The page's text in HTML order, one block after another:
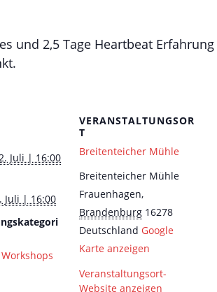
und 2,5 Tage Heartbeat
Juli | 16:00
Juli | 16:00
VERANSTALTUNGSOR
T
Breitenteicher Mühle
Breitenteicher Mühle
Frauenhagen,
Brandenburg 16278
Deutschland Google
Karte anzeigen
Veranstaltungsort-
Website anzeigen